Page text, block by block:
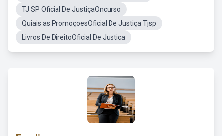
TJ SP Oficial De JustiçaOncurso
Quiais as PromoçoesOficial De Justiça Tjsp
Livros De DireitoOficial De Justica